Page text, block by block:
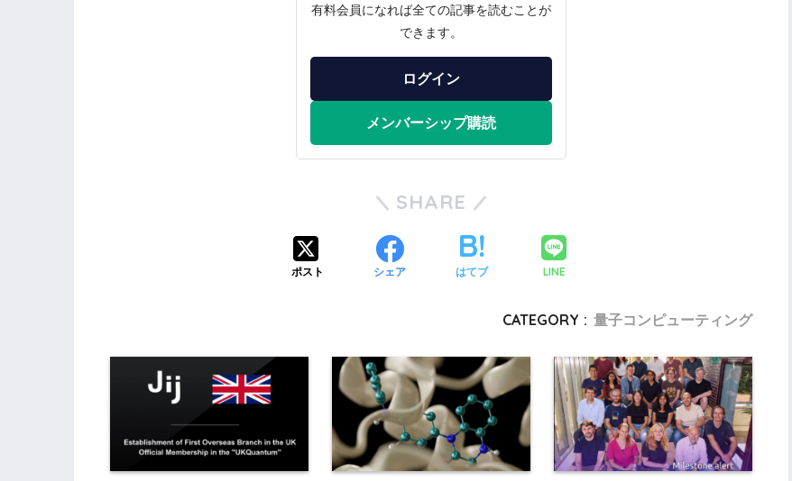
有料会員になれば全ての記事を読むことが
できます。
ログイン
メンバーシップ購読
SHARE
ポスト シェア はてブ LINE
CATEGORY : 量子コンピューティング